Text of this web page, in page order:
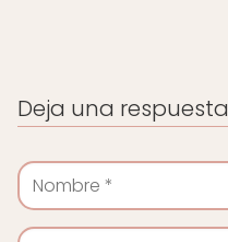
Deja una respuesta